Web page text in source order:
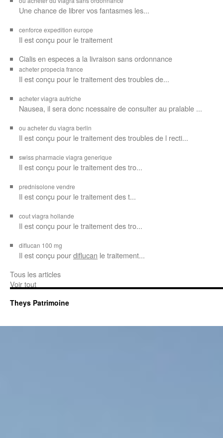
Une chance de librer vosfantasmes les...
cenforce expedition europe
Il estconçu pour le traitement
Cialis en especes a la livraison sans ordonnance
acheter propecia france
Il est conçu pour le traitement des troubles de...
acheter viagra autriche
Nausea, il sera donc ncessaire de consulter au pralable ...
ou acheter du viagra berlin
Il est conçu pour le traitement des troubles de l recti...
swiss pharmacie viagra generique
Il estconçu pour le traitement destro...
prednisolone vendre
Il est conçu pour le traitement des t...
cout viagra hollande
Il est conçu pour le traitement des tro...
diflucan 100 mg
Il est conçu pourdiflucan le traitement...
Tous les articles
Voir tout
Theys Patrimoine